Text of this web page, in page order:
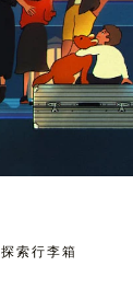
探索行李箱